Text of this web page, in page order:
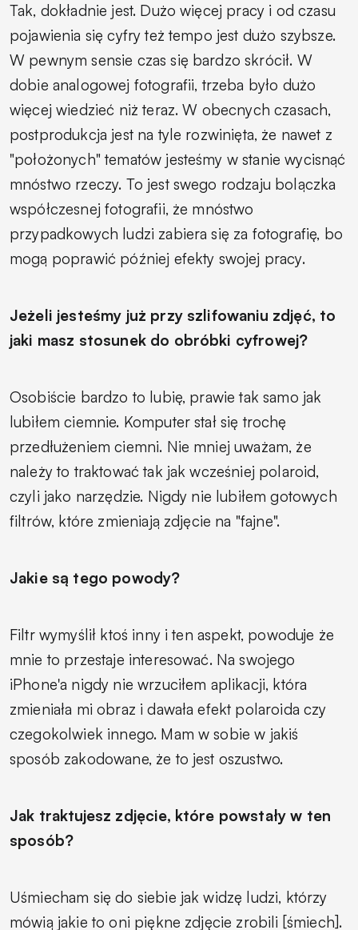
Tak, dokładnie jest. Dużo więcej pracy i od czasu
pojawienia się cyfry też tempo jest dużo szybsze.
W pewnym sensie czas się bardzo skrócił. W
dobie analogowej fotografii, trzeba było dużo
więcej wiedzieć niż teraz. W obecnych czasach,
postprodukcja jest na tyle rozwinięta, że nawet z
"położonych" tematów jesteśmy w stanie wycisnąć
mnóstwo rzeczy. To jest swego rodzaju bolączka
współczesnej fotografii, że mnóstwo
przypadkowych ludzi zabiera się za fotografię, bo
mogą poprawić później efekty swojej pracy.
Jeżeli jesteśmy już przy szlifowaniu zdjęć, to
jaki masz stosunek do obróbki cyfrowej?
Osobiście bardzo to lubię, prawie tak samo jak
lubiłem ciemnie. Komputer stał się trochę
przedłużeniem ciemni. Nie mniej uważam, że
należy to traktować tak jak wcześniej polaroid,
czyli jako narzędzie. Nigdy nie lubiłem gotowych
filtrów, które zmieniają zdjęcie na "fajne".
Jakie są tego powody?
Filtr wymyślił ktoś inny i ten aspekt, powoduje że
mnie to przestaje interesować. Na swojego
iPhone'a nigdy nie wrzuciłem aplikacji, która
zmieniała mi obraz i dawała efekt polaroida czy
czegokolwiek innego. Mam w sobie w jakiś
sposób zakodowane, że to jest oszustwo.
Jak traktujesz zdjęcie, które powstały w ten
sposób?
Uśmiecham się do siebie jak widzę ludzi, którzy
mówią jakie to oni piękne zdjęcie zrobili [śmiech].